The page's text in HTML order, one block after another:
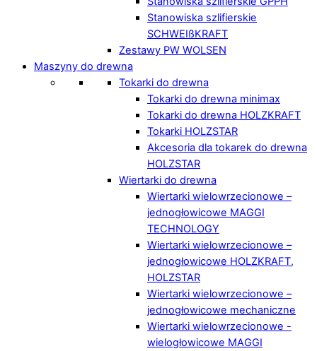
Stanowiska szlifierskie
SCHWEIßKRAFT
Zestawy PW WOLSEN
Maszyny do drewna
Tokarki do drewna
Tokarki do drewna minimax
Tokarki do drewna HOLZKRAFT
Tokarki HOLZSTAR
Akcesoria dla tokarek do drewna
HOLZSTAR
Wiertarki do drewna
Wiertarki wielowrzecionowe –
jednogłowicowe MAGGI
TECHNOLOGY
Wiertarki wielowrzecionowe –
jednogłowicowe HOLZKRAFT,
HOLZSTAR
Wiertarki wielowrzecionowe –
jednogłowicowe mechaniczne
Wiertarki wielowrzecionowe -
wielogłowicowe MAGGI